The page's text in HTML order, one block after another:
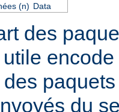
(n) Data
des
du